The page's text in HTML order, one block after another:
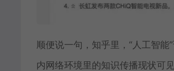
顺便说一句，知乎里，“人工智
内网络环境里的知识传播现状可